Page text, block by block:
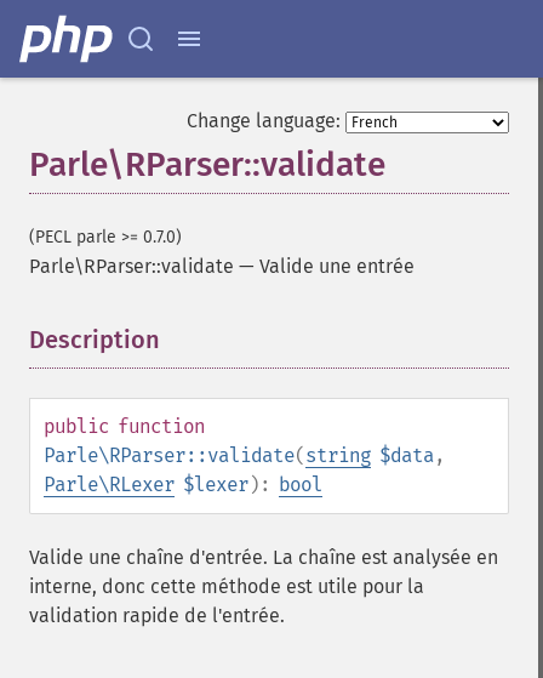
Change language:
Parle\RParser::validate
(PECL parle >= 0.7.0)
Parle\RParser::validate — Valide une entrée
Description
public function
Parle\RParser::validate(string $data,
Parle\RLexer $lexer): bool
Valide une chaîne d'entrée. La chaîne est analysée en
interne, donc cette méthode est utile pour la
validation rapide de l'entrée.